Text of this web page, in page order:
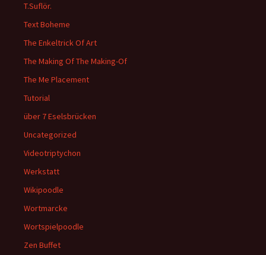
T.Suflör.
Text Boheme
The Enkeltrick Of Art
The Making Of The Making-Of
The Me Placement
Tutorial
über 7 Eselsbrücken
Uncategorized
Videotriptychon
Werkstatt
Wikipoodle
Wortmarcke
Wortspielpoodle
Zen Buffet